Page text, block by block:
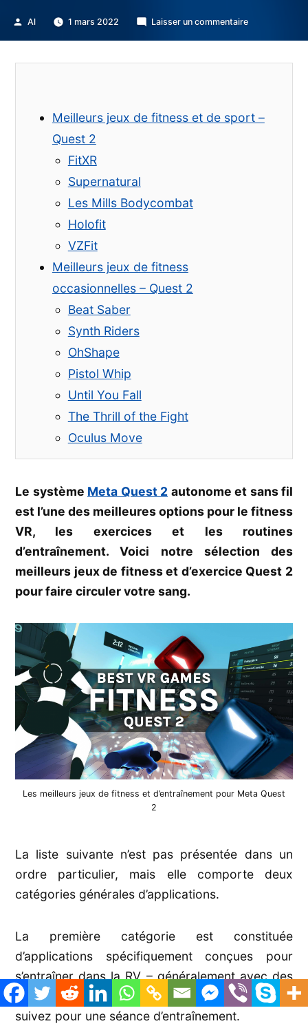
Publié
Al 1 mars 2022 Laisser un commentairesur
jeux
d’entraînement
Meilleurs jeux de fitness et de sport –
Quest 2
FitXR
Supernatural
Les Mills Bodycombat
Holofit
VZFit
Meilleurs jeux de fitness
occasionnelles – Quest 2
Beat Saber
Synth Riders
OhShape
Pistol Whip
Until You Fall
The Thrill of the Fight
Oculus Move
Le système Meta Quest 2 autonome et sans fil
est l’une des meilleures options pour le fitness
VR, les exercices et les routines
d’entraînement. Voici notre sélection des
meilleurs jeux de fitness et d’exercice Quest 2
pour faire circuler votre sang.
Les meilleurs jeux de fitness et d’entraînement pour Meta Quest
2
La liste suivante n’est pas présentée dans un
ordre particulier, mais elle comporte deux
catégories générales d’applications.
La première catégorie est constituée
d’applications spécifiquement conçues pour
s’entraîner dans la RV – généralement avec des
sessions spécifiquement conçues que vous
suivez pour une séance d’entraînement.